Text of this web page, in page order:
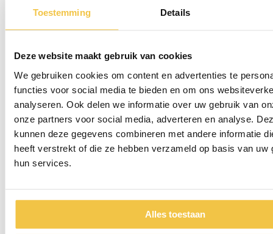
Toestemming Details
Deze website maakt gebruik van cookies
We gebruiken cookies om content en advertenties te
functies voor social media te bieden en om ons
analyseren. Ook delen we informatie over uw gebruik van
onze partners voor social media, adverteren en analyse.
kunnen deze gegevens combineren met andere informatie
heeft verstrekt of die ze hebben verzameld op basis van uw
hun services.
Alles toestaan
Persoonlijk advies
Persoonlijkadviesop maat